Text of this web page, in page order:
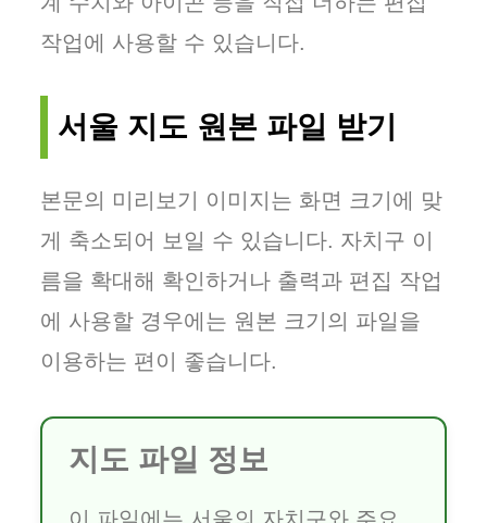
작업에 사용할 수 있습니다.
서울 지도 원본 파일 받기
본문의 미리보기 이미지는 화면 크기에 맞
게 축소되어 보일 수 있습니다. 자치구 이
름을 확대해 확인하거나 출력과 편집 작업
에 사용할 경우에는 원본 크기의 파일을
이용하는 편이 좋습니다.
지도 파일 정보